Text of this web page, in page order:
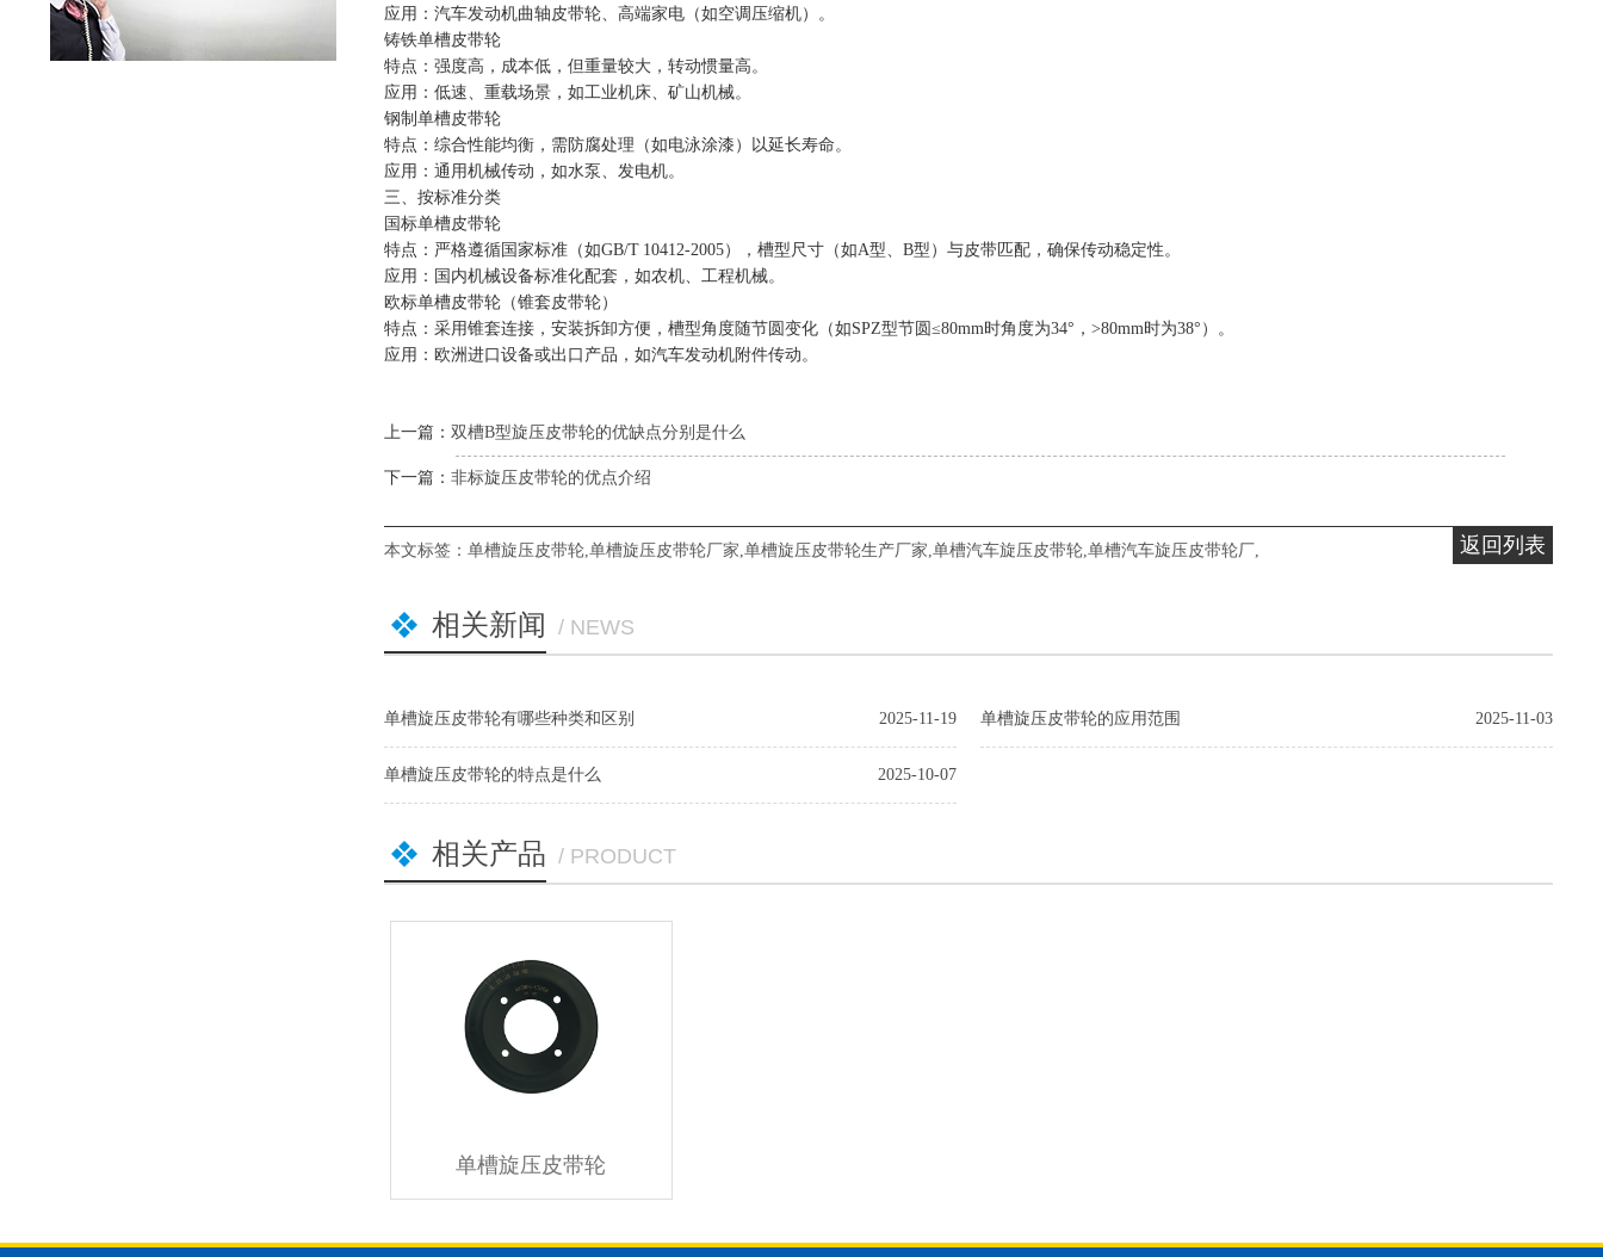
应用：汽车发动机曲轴皮带轮、高端家电（如空调压缩机）。
铸铁单槽皮带轮
特点：强度高，成本低，但重量较大，转动惯量高。
应用：低速、重载场景，如工业机床、矿山机械。
钢制单槽皮带轮
特点：综合性能均衡，需防腐处理（如电泳涂漆）以延长寿命。
应用：通用机械传动，如水泵、发电机。
三、按标准分类
国标单槽皮带轮
特点：严格遵循国家标准（如GB/T 10412-2005），槽型尺寸（如A型、B型）与皮带匹配，确保传动稳定性。
应用：国内机械设备标准化配套，如农机、工程机械。
欧标单槽皮带轮（锥套皮带轮）
特点：采用锥套连接，安装拆卸方便，槽型角度随节圆变化（如SPZ型节圆≤80mm时角度为34°，>80mm时为38°）。
应用：欧洲进口设备或出口产品，如汽车发动机附件传动。
上一篇： 双槽B型旋压皮带轮的优缺点分别是什么
下一篇： 非标旋压皮带轮的优点介绍
返回列表
本文标签： 单槽旋压皮带轮,单槽旋压皮带轮厂家,单槽旋压皮带轮生产厂家,单槽汽车旋压皮带轮,单槽汽车旋压皮带轮厂,
相关新闻 / NEWS
2025-11-19
单槽旋压皮带轮有哪些种类和区别 2025-11-03
单槽旋压皮带轮的应用范围
2025-10-07
单槽旋压皮带轮的特点是什么
相关产品 / PRODUCT
单槽旋压皮带轮